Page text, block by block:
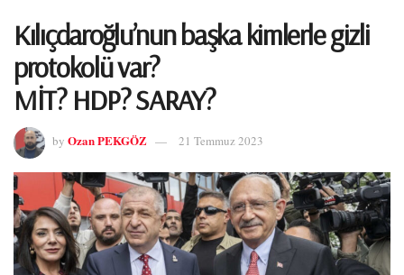
Kılıçdaroğlu’nun başka kimlerle gizli
protokolü var?
MİT? HDP? SARAY?
by Ozan PEKGÖZ 21 Temmuz 2023